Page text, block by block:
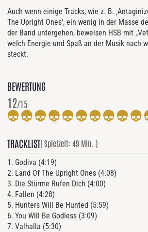
Auch wenn einige Tracks, wie z. B.
The Upright Ones‘, ein wenig in der Masse
der Band untergehen, beweisen HSB mit
welch Energie und Spaß an der Musik nach
steckt.
BEWERTUNG
12/15
TRACKLIST( Spielzeit: 49 Min. )
1. Godiva (4:19)
2. Land Of The Upright Ones (4:08)
3. Die Stürme Rufen Dich (4:00)
4. Fallen (4:28)
5. Hunters Will Be Hunted (5:59)
6. You Will Be Godless (3:09)
7. Valhalla (5:30)